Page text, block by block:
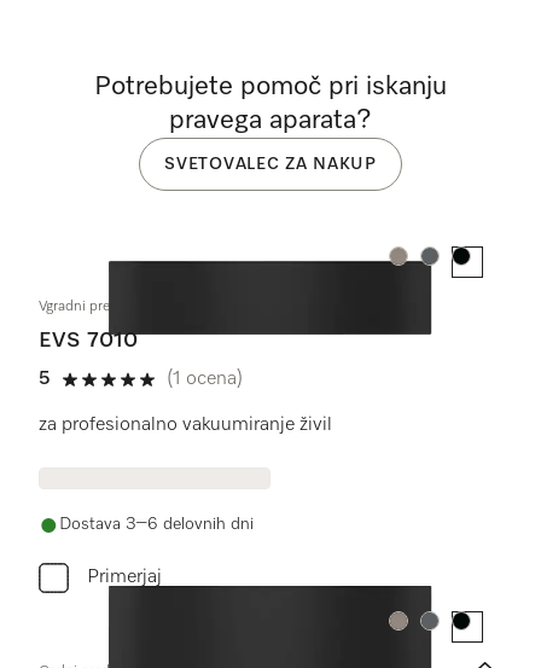
Barva:Barva:Barva:
Vgradni predal za vakuumiranje brez ročaja, višina 14 cm
EVS 7010
5
5 od 5
(1 ocena)
za profesionalno vakuumiranje živil
Dostava 3–6 delovnih dni
Primerjaj
Barva:Barva:Barva:
Potrebujete pomoč pri iskanju
pravega aparata?
SVETOVALEC ZA NAKUP